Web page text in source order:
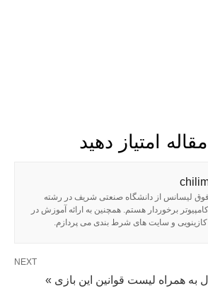
امتیاز دهید
لیسانس از دانشگاه صنعتی شریف در رشته
برخوردار هستم. همچنین به ارائه آموزش در
و سایت های شرط بندی می پردازم.
NEXT
به همراه لیست قوانین این بازی »